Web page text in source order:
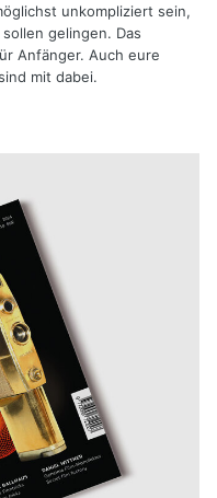
unkompliziert sein,
gelingen. Das
Anfänger. Auch eure
mit dabei.